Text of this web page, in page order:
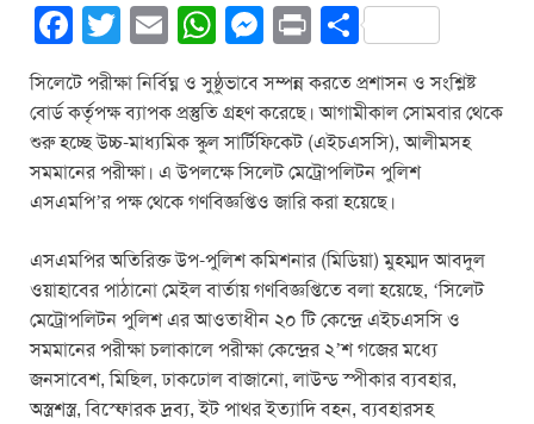
F
a
c
e
b
o
o
k
T
wi
tt
er
E
m
ail
W
h
at
s
A
p
p
M
ss
e
n
g
er
Pr
t
S
h
ar
e
সিলেটে পরীক্ষা নির্বিঘ্ন ও সুষ্ঠুভাবে সম্পন্ন করতে প্রশাসন ও সংশ্লিষ্ট
বোর্ড কর্তৃপক্ষ ব্যাপক প্রস্তুতি গ্রহণ করেছে। আগামীকাল সোমবার থেকে
শুরু হচ্ছে উচ্চ-মাধ্যমিক স্কুল সার্টিফিকেট (এইচএসসি), আলীমসহ
সমমানের পরীক্ষা। এ উপলক্ষে সিলেট মেট্রোপলিটন পুলিশ
এসএমপি’র পক্ষ থেকে গণবিজ্ঞপ্তিও জারি করা হয়েছে।
এসএমপির অতিরিক্ত উপ-পুলিশ কমিশনার (মিডিয়া) মুহম্মদ আবদুল
ওয়াহাবের পাঠানো মেইল বার্তায় গণবিজ্ঞপ্তিতে বলা হয়েছে, ‘সিলেট
মেট্রোপলিটন পুলিশ এর আওতাধীন ২০ টি কেন্দ্রে এইচএসসি ও
সমমানের পরীক্ষা চলাকালে পরীক্ষা কেন্দ্রের ২’শ গজের মধ্যে
জনসাবেশ, মিছিল, ঢাকঢোল বাজানো, লাউন্ড স্পীকার ব্যবহার,
অস্ত্রশস্ত্র, বিস্ফোরক দ্রব্য, ইট পাথর ইত্যাদি বহন, ব্যবহারসহ